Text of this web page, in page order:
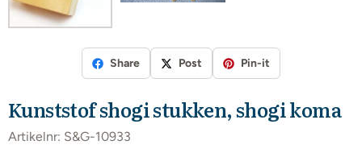
Share Post Pin-it
Kunststof shogi stukken, shogi koma
Artikelnr: S&G-10933